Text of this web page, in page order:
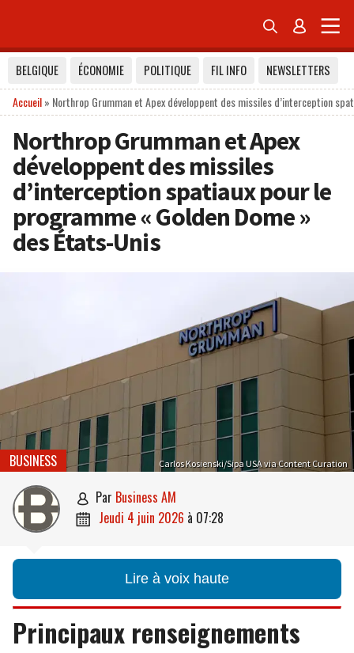
 
BELGIQUE ÉCONOMIE POLITIQUE FIL INFO
NEWSLETTERS
Accueil» Northrop Grumman et Apex développent des missiles d’interception
Northrop Grumman et Apex
développent des missiles
d’interception spatiaux pour le
programme « Golden Dome »
des États-Unis
Carlos Kosienski/Sipa USA via Content Curation
BUSINESS
 par Business AM
 jeudi 4 juin 2026 à 07:28
Lire à voix haute
Principaux renseignements